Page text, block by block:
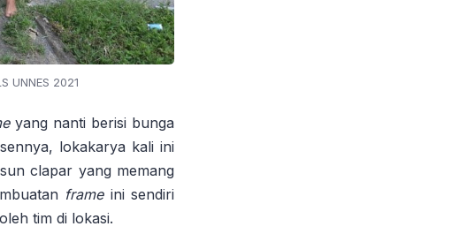
UNNES 2021
yang nanti berisi bunga
lokakarya kali ini
clapar yang memang
frame ini sendiri
tim di lokasi.